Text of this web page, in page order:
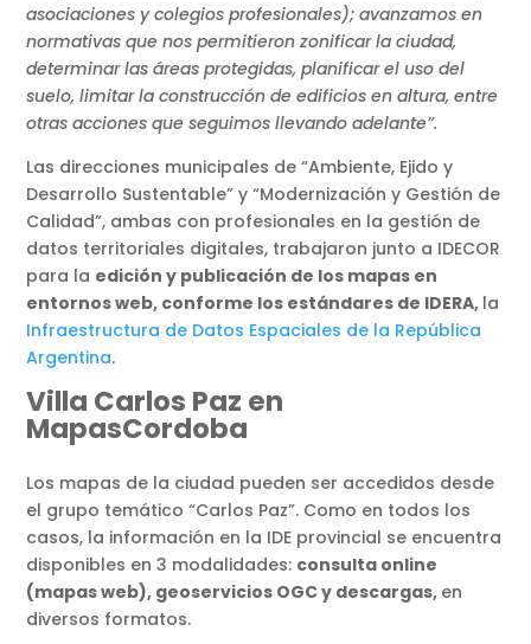
asociaciones y colegios profesionales); avanzamos en
normativas que nos permitieron zonificar la ciudad,
determinar las áreas protegidas, planificar el uso del
suelo, limitar la construcción de edificios en altura, entre
otras acciones que seguimos llevando adelante”.
Las direcciones municipales de “Ambiente, Ejido y
Desarrollo Sustentable” y “Modernización y Gestión de
Calidad”, ambas con profesionales en la gestión de
datos territoriales digitales, trabajaron junto a IDECOR
para la edición y publicación de los mapas en
entornos web, conforme los estándares de IDERA, la
Infraestructura de Datos Espaciales de la República
Argentina.
Villa Carlos Paz en
MapasCordoba
Los mapas de la ciudad pueden ser accedidos desde
el grupo temático “Carlos Paz”. Como en todos los
casos, la información en la IDE provincial se encuentra
disponibles en 3 modalidades: consulta online
(mapas web), geoservicios OGC y descargas, en
diversos formatos.